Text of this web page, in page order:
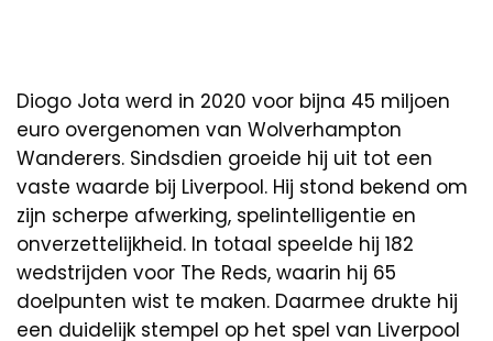
Diogo Jota werd in 2020 voor bijna 45 miljoen
euro overgenomen van Wolverhampton
Wanderers. Sindsdien groeide hij uit tot een
vaste waarde bij Liverpool. Hij stond bekend om
zijn scherpe afwerking, spelintelligentie en
onverzettelijkheid. In totaal speelde hij 182
wedstrijden voor The Reds, waarin hij 65
doelpunten wist te maken. Daarmee drukte hij
een duidelijk stempel op het spel van Liverpool